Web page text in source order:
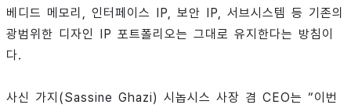
베디드 메모리, 인터페이스 IP, 보안 IP, 서브시스템 등 기존의
광범위한 디자인 IP 포트폴리오는 그대로 유지한다는 방침이
다.
사신 가지(Sassine Ghazi) 시놉시스 사장 겸 CEO는 “이번